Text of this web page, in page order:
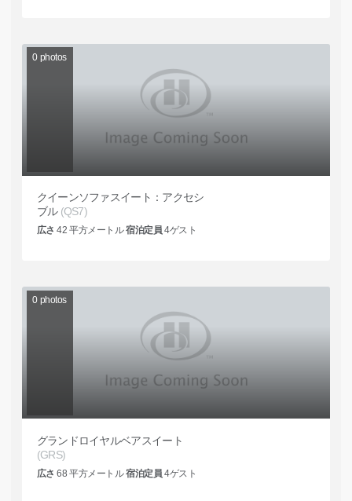
0 photos
クイーンソファスイート：アクセシ
ブル (QS7)
広さ 42 平方メートル宿泊定員 4ゲスト
0 photos
グランドロイヤルベアスイート
(GRS)
広さ 68 平方メートル宿泊定員 4ゲスト